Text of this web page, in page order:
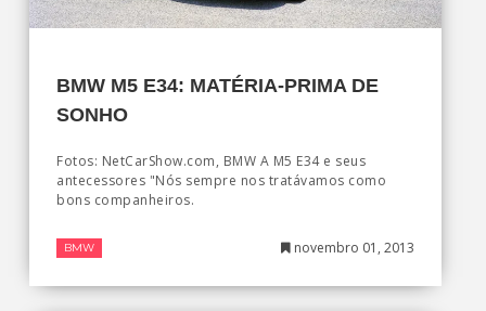
BMW M5 E34: MATÉRIA-PRIMA DE
SONHO
Fotos: NetCarShow.com, BMW A M5 E34 e seus
antecessores "Nós sempre nos tratávamos como
bons companheiros.
BMW novembro 01, 2013